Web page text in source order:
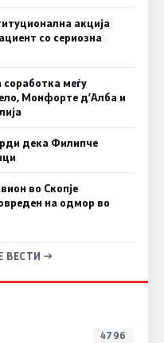
акција
со сериозна
меѓу
Монфорте д’Алба и
дека Филипче
во Скопје
на одмор во
ВЕСТИ →
4796